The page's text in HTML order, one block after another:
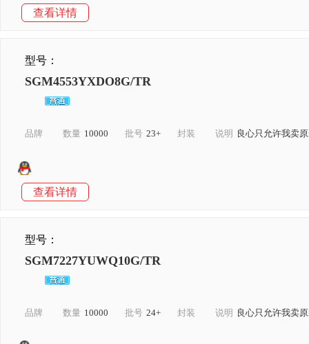
查看详情
型号：
SGM4553YXDO8G/TR
品牌 数量 10000 批号 23+ 封装 说明 良心只允许我卖
查看详情
型号：
SGM7227YUWQ10G/TR
品牌 数量 10000 批号 24+ 封装 说明 良心只允许我卖